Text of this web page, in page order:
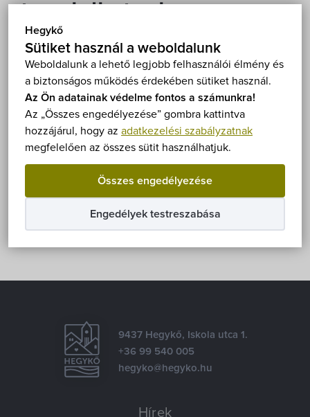
Hegykő
Sütiket használ a weboldalunk
Weboldalunk a lehető legjobb felhasználói élmény és
a biztonságos működés érdekében sütiket használ.
Az Ön adatainak védelme fontos a számunkra!
Az „Összes engedélyezése” gombra kattintva
hozzájárul, hogy az adatkezelési szabályzatnak
megfelelően az összes sütit használhatjuk.
Összes engedélyezése
Engedélyek testreszabása
Fontos telefonszámok
Földrajzi adottság
Éghajlat
Hegykő történelme
Éttermek
Programok
Önkormányzat
Hírek
Képviselő-testület
Választási információk
Közoktatási Intézmények
strandolhatunk
2020. Május 25.
A hegykői termálfürdő 2020. május 22-én nyit ki, a
gyógykezelések május 25-től vehetők igénybe.
9437 Hegykő, Iskola utca 1.
+36 99 540 005
hegyko@hegyko.hu
Hírek